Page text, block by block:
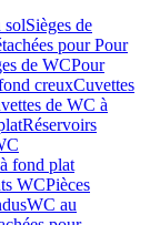
solSièges de
pour Pour
de WCPour
creuxCuvettes
de WC à
Réservoirs
fond plat
WCPièces
WC au